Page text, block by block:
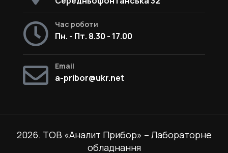
Час роботи
Пн. - Пт. 8.30 - 17.00
Email
a-pribor@ukr.net
2026. ТОВ «Аналит Прибор» – Лабораторне
обладнання